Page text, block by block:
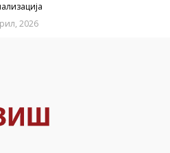
2026